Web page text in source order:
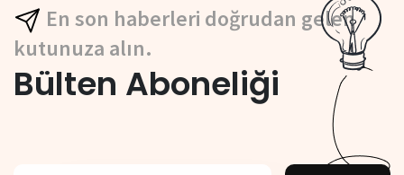
En son haberleri doğrudan gelen
kutunuza alın.
Bülten Aboneliği